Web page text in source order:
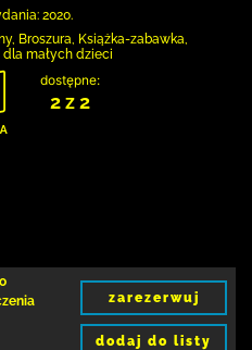
2020.
Broszura, Książka-zabawka,
dla małych dzieci
dostępne:
2 z 2
zarezerwuj
dodaj do listy